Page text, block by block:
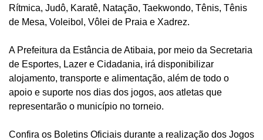
Rítmica, Judô, Karatê, Natação, Taekwondo, Tênis, Tênis
de Mesa, Voleibol, Vôlei de Praia e Xadrez.
A Prefeitura da Estância de Atibaia, por meio da Secretaria
de Esportes, Lazer e Cidadania, irá disponibilizar
alojamento, transporte e alimentação, além de todo o
apoio e suporte nos dias dos jogos, aos atletas que
representarão o município no torneio.
Confira os Boletins Oficiais durante a realização dos Jogos